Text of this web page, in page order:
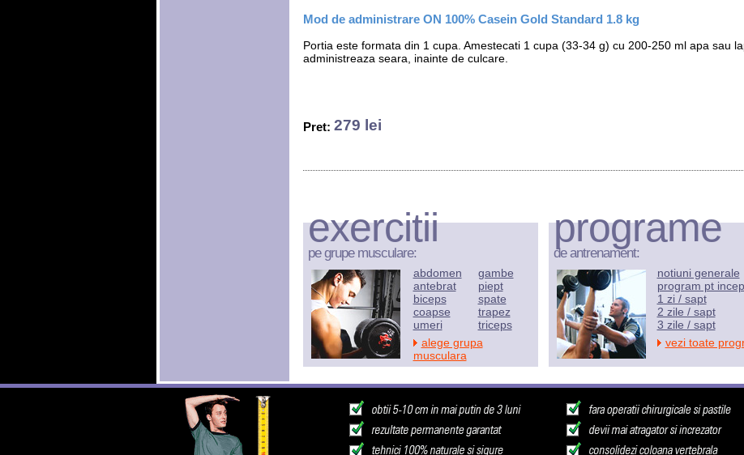
Mod de administrare ON 100% Casein Gold Standard 1.8 kg
Portia este formata din 1 cupa. Amestecati 1 cupa (33-34 g) cu 200-250 ml apa sau
administreaza seara, inainte de culcare.
Pret: 279 lei
exercitii
pe grupe musculare:
abdomen
antebrat
biceps
coapse
umeri
gambe
piept
spate
trapez
triceps
alege grupa
musculara
programe
de antrenament:
notiuni generale
program pt
1 zi / sapt
2 zile / sapt
3 zile / sapt
vezi toate